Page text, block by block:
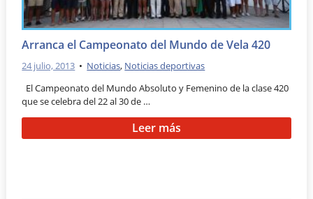
Arranca el Campeonato del Mundo de Vela 420
24 julio, 2013 • Noticias, Noticias deportivas
El Campeonato del Mundo Absoluto y Femenino de la clase 420
que se celebra del 22 al 30 de …
Leer más